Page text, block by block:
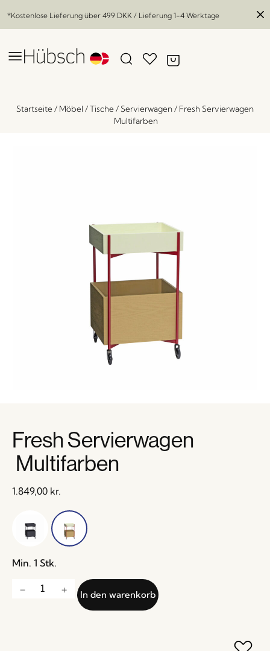
*Kostenlose Lieferung über 499 DKK / Lieferung 1-4 Werktage
Startseite/ Möbel /Tische/ Servierwagen/ Fresh Servierwagen
Multifarben
Fresh Servierwagen
Multifarben
1.849,00 kr.
Min. 1 Stk.
In den warenkorb